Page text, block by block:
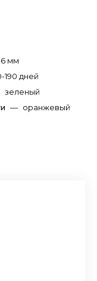
мм
190 дней
зеленый
— оранжевый